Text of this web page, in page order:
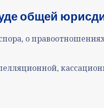
общей
о